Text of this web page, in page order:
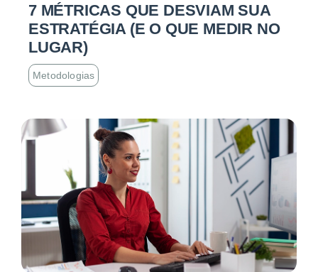
7 MÉTRICAS QUE DESVIAM SUA
ESTRATÉGIA (E O QUE MEDIR NO
LUGAR)
Metodologias